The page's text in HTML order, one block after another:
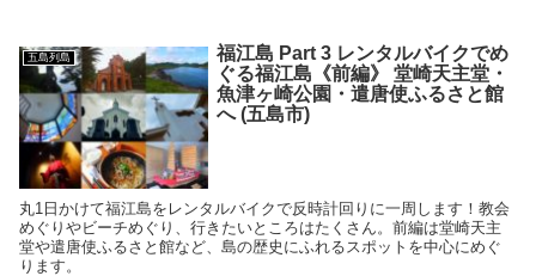
五島列島
福江島 Part 3 レンタルバイクでめ
ぐる福江島《前編》 堂崎天主堂・
魚津ヶ崎公園・遣唐使ふるさと館
へ (五島市)
丸1日かけて福江島をレンタルバイクで反時計回りに一周します！教会
めぐりやビーチめぐり、行きたいところはたくさん。前編は堂崎天主
堂や遣唐使ふるさと館など、島の歴史にふれるスポットを中心にめぐ
ります。